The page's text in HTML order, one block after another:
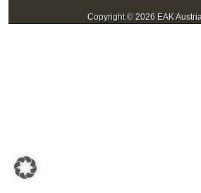
Copyright © 2026 EAK